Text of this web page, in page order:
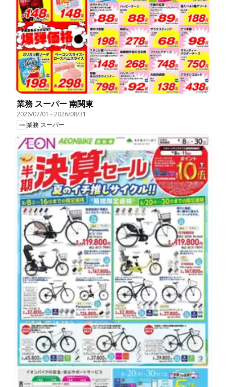
業務 スーパー 南関東
2026/07/01 -2026/08/31
業務 スーパー